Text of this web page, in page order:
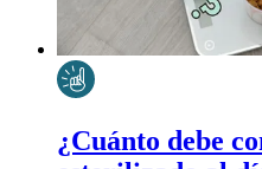
¿Cuánto debe